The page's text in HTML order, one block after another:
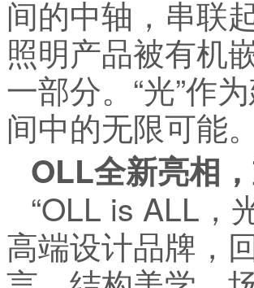
间的中轴，串联
照明产品被有机
一部分。“光”作
间中的无限可能。
OLL全新亮相
“OLL is ALL，
高端设计品牌，